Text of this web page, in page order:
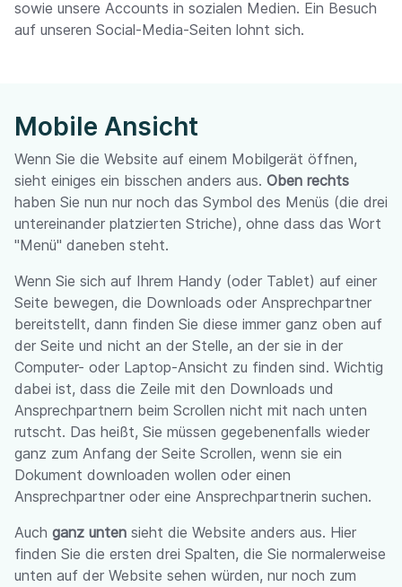
sowie unsere Accounts in sozialen Medien. Ein Besuch
auf unseren Social-Media-Seiten lohnt sich.
Mobile Ansicht
Wenn Sie die Website auf einem Mobilgerät öffnen,
sieht einiges ein bisschen anders aus. Oben rechts
haben Sie nun nur noch das Symbol des Menüs (die drei
untereinander platzierten Striche), ohne dass das Wort
"Menü" daneben steht.
Wenn Sie sich auf Ihrem Handy (oder Tablet) auf einer
Seite bewegen, die Downloads oder Ansprechpartner
bereitstellt, dann finden Sie diese immer ganz oben auf
der Seite und nicht an der Stelle, an der sie in der
Computer- oder Laptop-Ansicht zu finden sind. Wichtig
dabei ist, dass die Zeile mit den Downloads und
Ansprechpartnern beim Scrollen nicht mit nach unten
rutscht. Das heißt, Sie müssen gegebenenfalls wieder
ganz zum Anfang der Seite Scrollen, wenn sie ein
Dokument downloaden wollen oder einen
Ansprechpartner oder eine Ansprechpartnerin suchen.
Auch ganz unten sieht die Website anders aus. Hier
finden Sie die ersten drei Spalten, die Sie normalerweise
unten auf der Website sehen würden, nur noch zum